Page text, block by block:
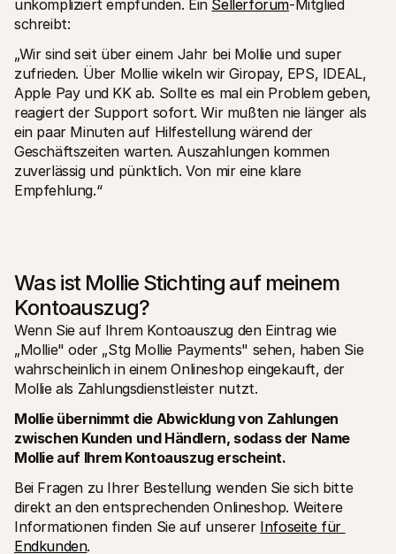
unkompliziert empfunden. Ein Sellerforum-Mitglied
schreibt:
„Wir sind seit über einem Jahr bei Mollie und super
zufrieden. Über Mollie wikeln wir Giropay, EPS, IDEAL,
Apple Pay und KK ab. Sollte es mal ein Problem geben,
reagiert der Support sofort. Wir mußten nie länger als
ein paar Minuten auf Hilfestellung wärend der
Geschäftszeiten warten. Auszahlungen kommen
zuverlässig und pünktlich. Von mir eine klare
Empfehlung.“
Was ist Mollie Stichting auf meinem
Kontoauszug?
Wenn Sie auf Ihrem Kontoauszug den Eintrag wie
„Mollie" oder „Stg Mollie Payments" sehen, haben Sie
wahrscheinlich in einem Onlineshop eingekauft, der
Mollie als Zahlungsdienstleister nutzt.
Mollie übernimmt die Abwicklung von Zahlungen
zwischen Kunden und Händlern, sodass der Name
Mollie auf Ihrem Kontoauszug erscheint.
Bei Fragen zu Ihrer Bestellung wenden Sie sich bitte
direkt an den entsprechenden Onlineshop. Weitere
Informationen finden Sie auf unserer Infoseite für
Endkunden.